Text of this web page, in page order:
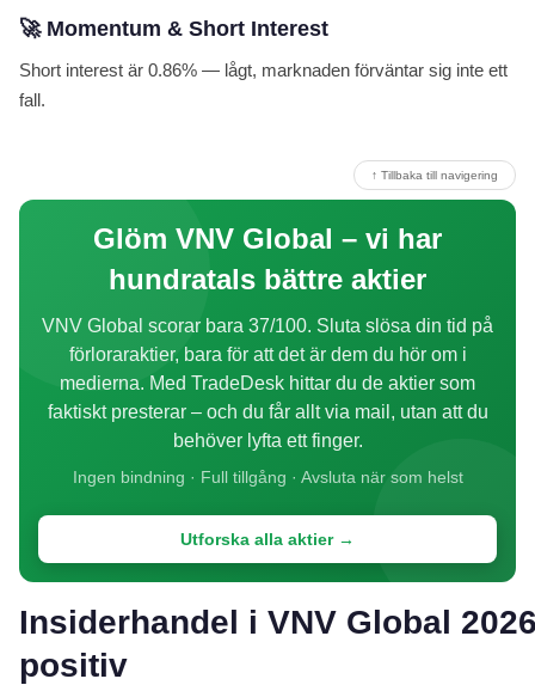
🚀 Momentum & Short Interest
Short interest är 0.86% — lågt, marknaden förväntar sig inte ett
fall.
↑ Tillbaka till navigering
Glöm VNV Global – vi har
hundratals bättre aktier
VNV Global scorar bara 37/100. Sluta slösa din tid på
förloraraktier, bara för att det är dem du hör om i
medierna. Med TradeDesk hittar du de aktier som
faktiskt presterar – och du får allt via mail, utan att du
behöver lyfta ett finger.
Ingen bindning · Full tillgång · Avsluta när som helst
Utforska alla aktier →
Insiderhandel i VNV Global
positiv